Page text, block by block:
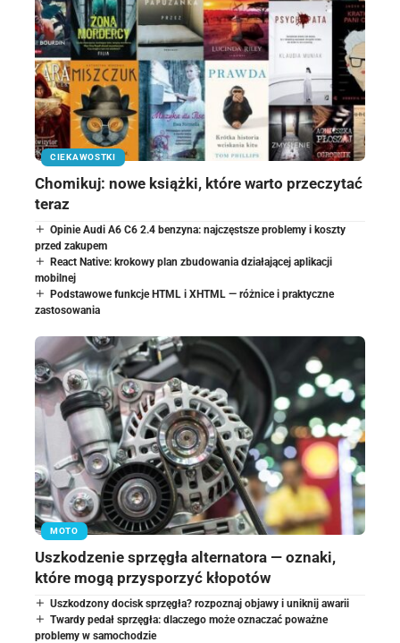
CIEKAWOSTKI
Chomikuj: nowe książki, które warto przeczytać
teraz
Opinie Audi A6 C6 2.4 benzyna: najczęstsze problemy i koszty
przed zakupem
React Native: krokowy plan zbudowania działającej aplikacji
mobilnej
Podstawowe funkcje HTML i XHTML — różnice i praktyczne
zastosowania
MOTO
Uszkodzenie sprzęgła alternatora — oznaki,
które mogą przysporzyć kłopotów
Uszkodzony docisk sprzęgła? rozpoznaj objawy i uniknij awarii
Twardy pedał sprzęgła: dlaczego może oznaczać poważne
problemy w samochodzie